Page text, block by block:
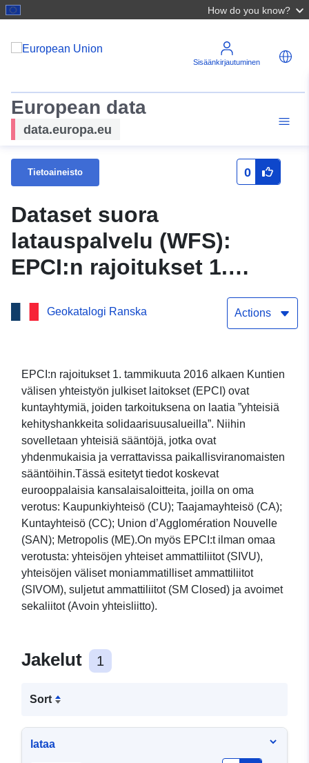
How do you know?
Sisäänkirjautuminen
European data
data.europa.eu
Tietoaineisto 0
Dataset suora
latauspalvelu (WFS):
EPCI:n rajoitukset 1.
Mayennessa (053)
Geokatalogi Ranska Actions
EPCI:n rajoitukset 1. tammikuuta 2016 alkaen Kuntien
välisen yhteistyön julkiset laitokset (EPCI) ovat
kuntayhtymiä, joiden tarkoituksena on laatia ”yhteisiä
kehityshankkeita solidaarisuusalueilla”. Niihin
sovelletaan yhteisiä sääntöjä, jotka ovat
yhdenmukaisia ja verrattavissa paikallisviranomaisten
sääntöihin.Tässä esitetyt tiedot koskevat
eurooppalaisia kansalaisaloitteita, joilla on oma
verotus: Kaupunkiyhteisö (CU); Taajamayhteisö (CA);
Kuntayhteisö (CC); Union d’Agglomération Nouvelle
(SAN); Metropolis (ME).On myös EPCI:t ilman omaa
verotusta: yhteisöjen yhteiset ammattiliitot (SIVU),
yhteisöjen väliset moniammatilliset ammattiliitot
(SIVOM), suljetut ammattiliitot (SM Closed) ja avoimet
sekaliitot (Avoin yhteisliitto).
Jakelut 1
Sort
lataa